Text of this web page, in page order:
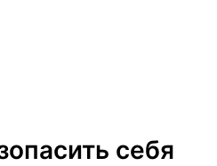
себя